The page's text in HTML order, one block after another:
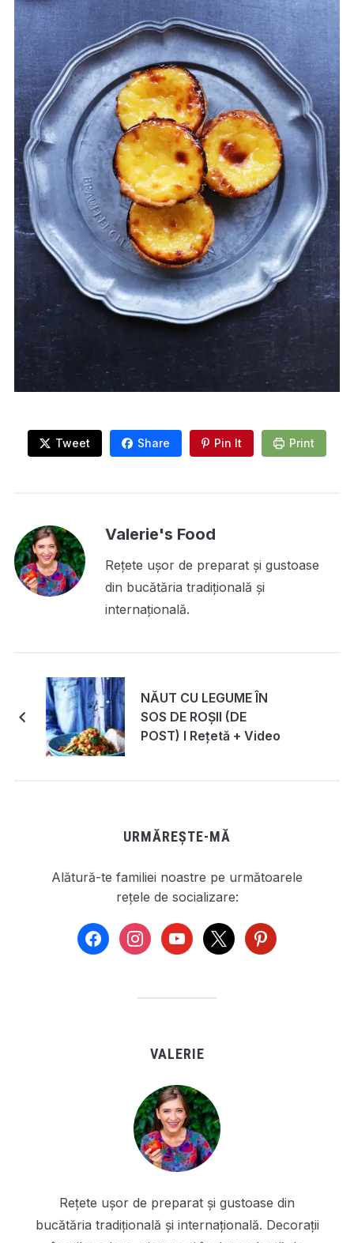
Tweet Share Pin It Print
Valerie's Food
Rețete ușor de preparat și gustoase
din bucătăria tradițională și
internațională.
NĂUT CU LEGUME ÎN
SOS DE ROȘII (DE
POST) I Rețetă + Video
URMĂREȘTE-MĂ
Alătură-te familiei noastre pe următoarele
rețele de socializare:
facebookinstagramyoutube
x pinterest
VALERIE
Rețete ușor de preparat și gustoase din
bucătăria tradițională și internațională. Decorații